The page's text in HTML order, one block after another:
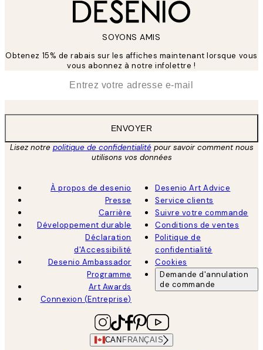
SOYONS AMIS
Obtenez 15% de rabais sur les affiches maintenant lorsque vous
vous abonnez à notre infolettre !
ENVOYER
Lisez notre politique de confidentialitépour savoir comment nous
utilisons vos données
À propos de desenio
Presse
Carrière
Développement durable
Déclaration
d'Accessibilité
Desenio Ambassador
Programme
Art Awards
Connexion (Entreprise)
Desenio Art Advice
Service clients
Suivre votre commande
Conditions de ventes
Politique de
confidentialité
Cookies
Demande d'annulation
de commande
CAN FRANÇAIS